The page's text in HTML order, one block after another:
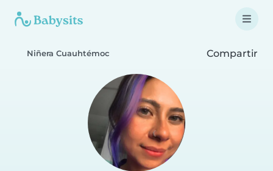
Niñera Cuauhtémoc Compartir